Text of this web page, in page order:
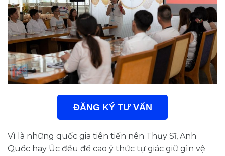
ĐĂNG KÝ TƯ VẤN
Vì là những quốc gia tiên tiến nên Thụy Sĩ, Anh
Quốc hay Úc đều đề cao ý thức tự giác giữ gìn vệ